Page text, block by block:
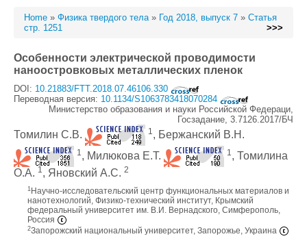
Home » Физика твердого тела» Год 2018, выпуск 7 » Статья
стр. 1251
>>>
Особенности электрической проводимости
наноостровковых металлических пленок
DOI: 10.21883/FTT.2018.07.46106.330
Переводная версия: 10.1134/S1063783418070284
Министерство образования и науки Российской Федераци,
Госзадание, 3.7126.2017/БЧ
Томилин С.В. 1 , Бержанский В.Н.
1 , Милюкова Е.Т. 1 , Томилина
О.А. 1, Яновский А.С. 2
1 Научно-исследовательский центр функциональных материалов и
нанотехнологий, Физико-технический институт, Крымский
федеральный университет им. В.И. Вернадского, Симферополь,
Россия
2Запорожский национальный университет, Запорожье, Украина